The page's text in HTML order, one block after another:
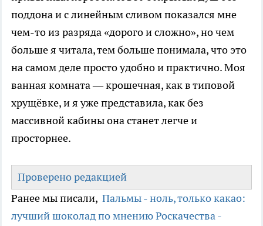
поддона и с линейным сливом показался мне
чем-то из разряда «дорого и сложно», но чем
больше я читала, тем больше понимала, что это
на самом деле просто удобно и практично. Моя
ванная комната — крошечная, как в типовой
хрущёвке, и я уже представила, как без
массивной кабины она станет легче и
просторнее.
Проверено редакцией
Ранее мы писали, Пальмы - ноль, только какао:
лучший шоколад по мнению Роскачества -